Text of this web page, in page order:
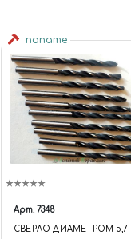
noname
Арт. 7348
СВЕРЛО ДИАМЕТРОМ 5,7